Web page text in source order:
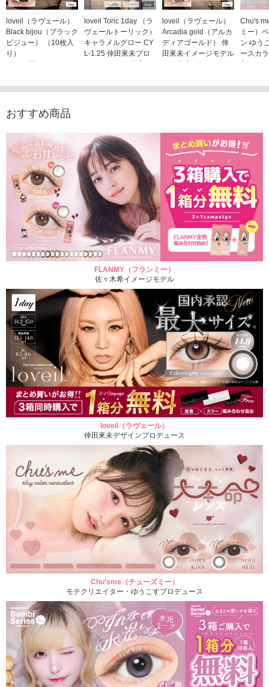
loveil（ラヴェール）
Black bijou（ブラック
ビジュー） （10枚入
り）
loveil Toric 1day （ラ
ヴェールトーリック）
キャラメルグロー CY
L-1.25 倖田來未プロ
1,760円(税込)
loveil（ラヴェール）
Arcadia gold（アルカ
ディアゴールド） 倖
田來未イメージモデル
Chu's
ミー）
ン ゆう
ースカ
おすすめ商品
FLANMY（フランミー）
佐々木希イメージモデル
loveil（ラヴェール）
倖田來未デザインプロデュース
Chu'sme（チューズミー）
モテクリエイター・ゆうこすプロデュース